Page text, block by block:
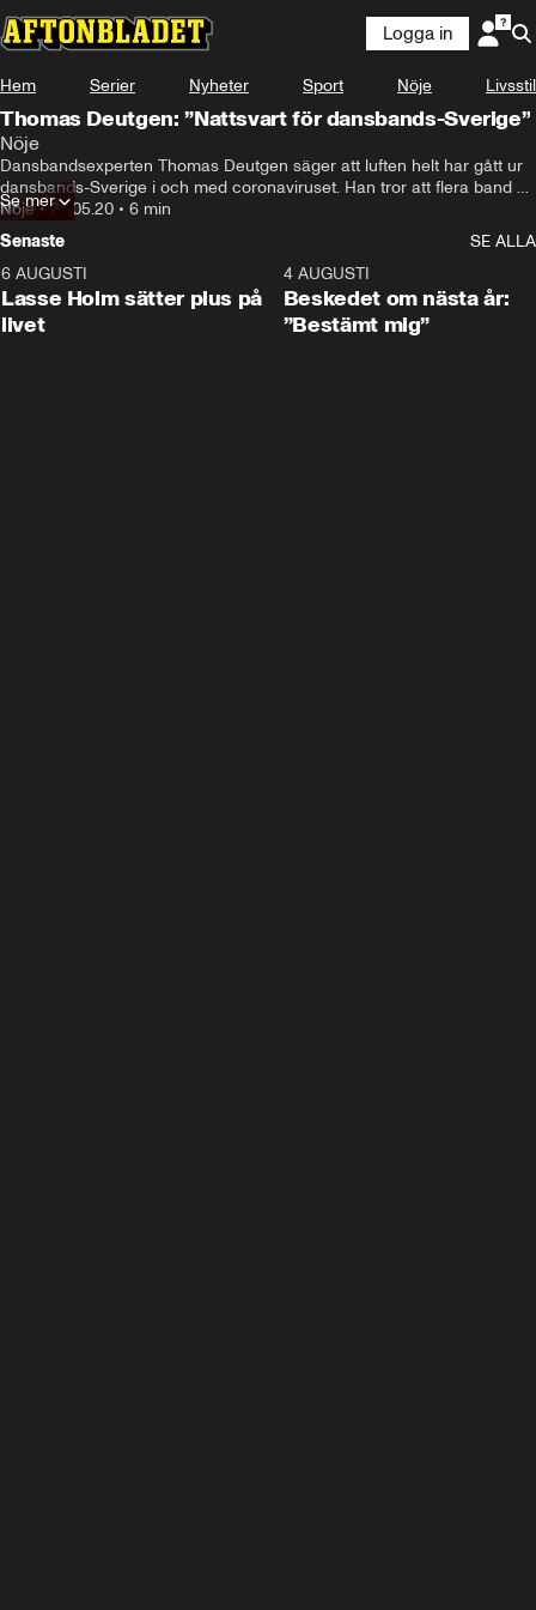
Logga in
Hem Serier Nyheter Sport Nöje Livsstil
Thomas Deutgen: ”Nattsvart för dansbands-Sverige”
Nöje
Dansbandsexperten Thomas Deutgen säger att luften helt har gått ur
dansbands-Sverige i och med coronaviruset. Han tror att flera band
och arrangörer kan få det svårt att överleva.
Nöje•28.05.20 • 6 min
Se mer
Senaste
SE ALLA
6 AUGUSTI
Lasse Holm sätter plus på
livet
4 AUGUSTI
Beskedet om nästa år:
”Bestämt mig”